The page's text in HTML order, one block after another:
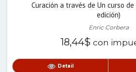
Curación a través de Un curso
edición)
Enric Corbera
18,44$ con
Detail